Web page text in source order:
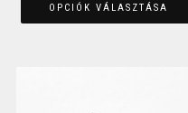
OPCIÓK VÁLASZTÁSA